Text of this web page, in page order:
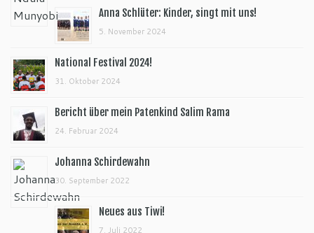
Anna Schlüter: Kinder, singt mit uns!
5. November 2024
National Festival 2024!
31. Oktober 2024
Bericht über mein Patenkind Salim Rama
24. Februar 2024
Johanna Schirdewahn
30. September 2022
Neues aus Tiwi!
7. Juli 2022